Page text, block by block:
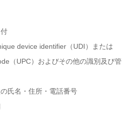
device identifier（UDI）または
（UPC）およびその他の識別及び管
氏名・住所・電話番号